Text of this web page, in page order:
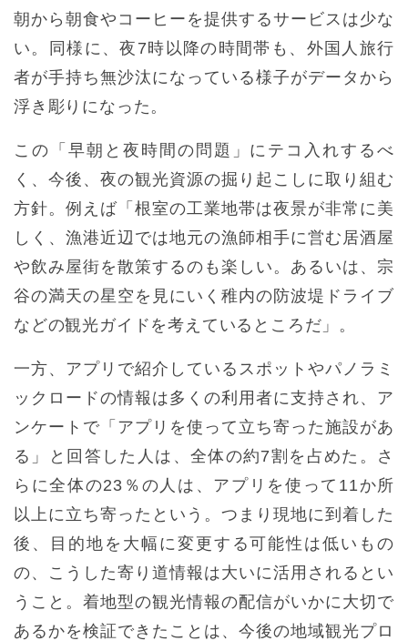
朝から朝食やコーヒーを提供するサービスは少な
い。同様に、夜7時以降の時間帯も、外国人旅行
者が手持ち無沙汰になっている様子がデータから
浮き彫りになった。
この「早朝と夜時間の問題」にテコ入れするべ
く、今後、夜の観光資源の掘り起こしに取り組む
方針。例えば「根室の工業地帯は夜景が非常に美
しく、漁港近辺では地元の漁師相手に営む居酒屋
や飲み屋街を散策するのも楽しい。あるいは、宗
谷の満天の星空を見にいく稚内の防波堤ドライブ
などの観光ガイドを考えているところだ」。
一方、アプリで紹介しているスポットやパノラミ
ックロードの情報は多くの利用者に支持され、ア
ンケートで「アプリを使って立ち寄った施設があ
る」と回答した人は、全体の約7割を占めた。さ
らに全体の23％の人は、アプリを使って11か所
以上に立ち寄ったという。つまり現地に到着した
後、目的地を大幅に変更する可能性は低いもの
の、こうした寄り道情報は大いに活用されるとい
うこと。着地型の観光情報の配信がいかに大切で
あるかを検証できたことは、今後の地域観光プロ